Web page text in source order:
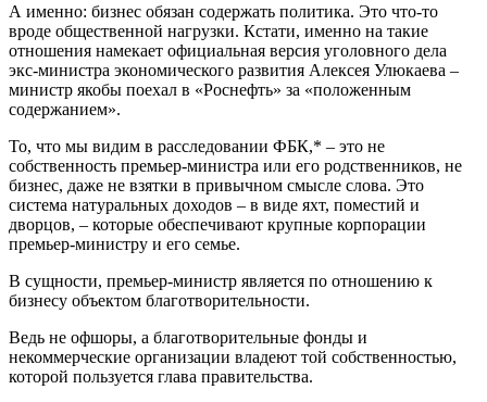
А именно: бизнес обязан содержать политика. Это что-то
вроде общественной нагрузки. Кстати, именно на такие
отношения намекает официальная версия уголовного дела
экс-министра экономического развития Алексея Улюкаева –
министр якобы поехал в «Роснефть» за «положенным
содержанием».
То, что мы видим в расследовании ФБК,* – это не
собственность премьер-министра или его родственников, не
бизнес, даже не взятки в привычном смысле слова. Это
система натуральных доходов – в виде яхт, поместий и
дворцов, – которые обеспечивают крупные корпорации
премьер-министру и его семье.
В сущности, премьер-министр является по отношению к
бизнесу объектом благотворительности.
Ведь не офшоры, а благотворительные фонды и
некоммерческие организации владеют той собственностью,
которой пользуется глава правительства.